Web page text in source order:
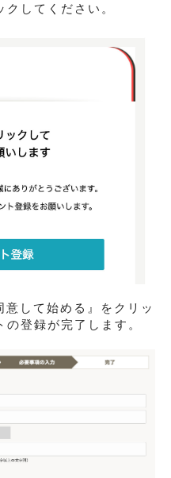
クしてください。
して始める』をクリッ
登録が完了します。